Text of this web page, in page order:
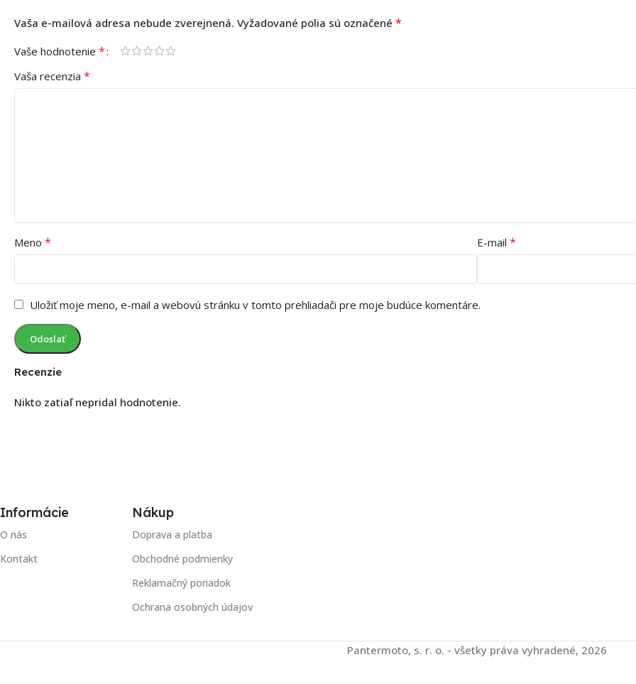
Recenzie
Nikto zatiaľ nepridal hodnotenie.
Vaša e-mailová adresa nebude zverejnená. Vyžadované polia sú označené *
Vaše hodnotenie *
Vaša recenzia *
Meno * E-mail *
Uložiť moje meno, e-mail a webovú stránku v tomto prehliadači pre moje budúce komentáre.
Informácie
O nás
Kontakt
Nákup
Doprava a platba
Obchodné podmienky
Reklamačný poriadok
Ochrana osobných údajov
Pantermoto, s. r. o. - všetky práva vyhradené, 2026